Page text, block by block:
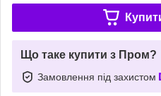
Що таке купити з Пром?
Замовлення під захистом